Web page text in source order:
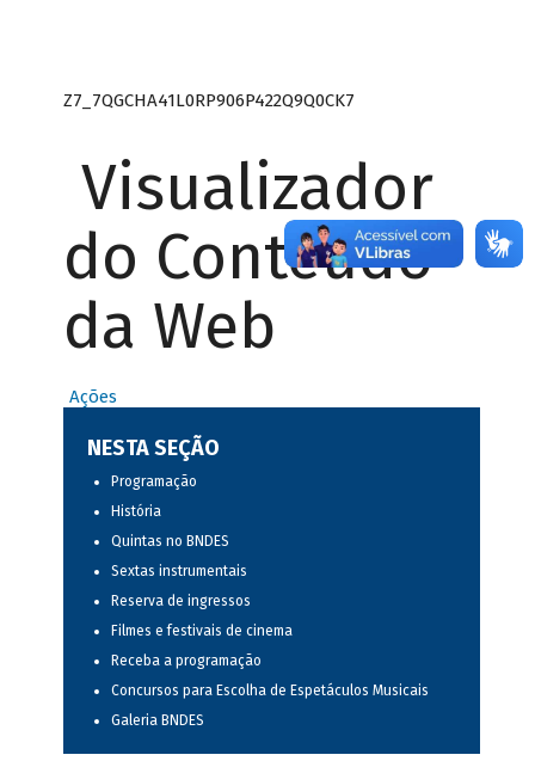
Z7_7QGCHA41L0RP906P422Q9Q0CK7
Visualizador
do Conteúdo
da Web
Ações
NESTA SEÇÃO
Programação
História
Quintas no BNDES
Sextas instrumentais
Reserva de ingressos
Filmes e festivais de cinema
Receba a programação
Concursos para Escolha de Espetáculos Musicais
Galeria BNDES